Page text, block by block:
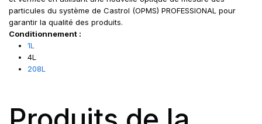
particules du système de Castrol (OPMS) PROFESSIONAL pour
garantir la qualité des produits.
Conditionnement :
1L
4L
208L